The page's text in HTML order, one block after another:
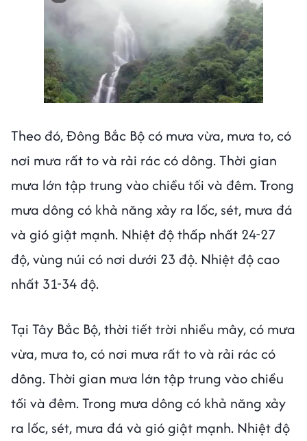
Theo đó, Đông Bắc Bộ có mưa vừa, mưa to, có
nơi mưa rất to và rải rác có dông. Thời gian
mưa lớn tập trung vào chiều tối và đêm. Trong
mưa dông có khả năng xảy ra lốc, sét, mưa đá
và gió giật mạnh. Nhiệt độ thấp nhất 24-27
độ, vùng núi có nơi dưới 23 độ. Nhiệt độ cao
nhất 31-34 độ.
Tại Tây Bắc Bộ, thời tiết trời nhiều mây, có mưa
vừa, mưa to, có nơi mưa rất to và rải rác có
dông. Thời gian mưa lớn tập trung vào chiều
tối và đêm. Trong mưa dông có khả năng xảy
ra lốc, sét, mưa đá và gió giật mạnh. Nhiệt độ